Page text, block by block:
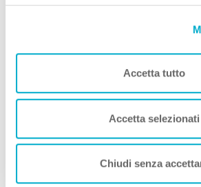
Accetta tutto
Accetta selezionati
Chiudi senza
STRUTTURA
Vedelago (Treviso) Veneto
Servizi Speciali A DOG:
Vedi